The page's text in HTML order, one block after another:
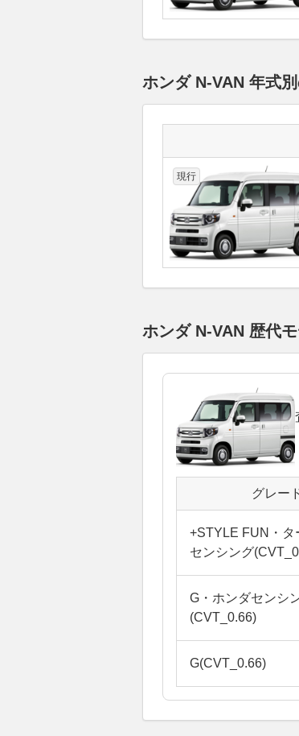
ホンダ N-VAN 年式
現行
ホンダ N-VAN 歴代
グレー
+STYLE FUN・タ
センシング
G・ホンダセンシ
(CVT_0.66)
G(CVT_0.66)